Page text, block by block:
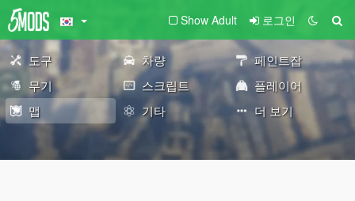
Show Adult 로그인
도구 차량
페인트잡
무기
스크립트
플레이어
맵
기타 더 보기